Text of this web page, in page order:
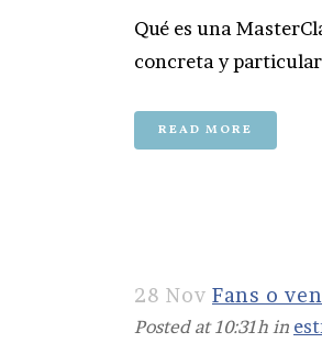
Qué es una
concreta y
READ MORE
28 Nov Fans o
Posted at 10:31h in